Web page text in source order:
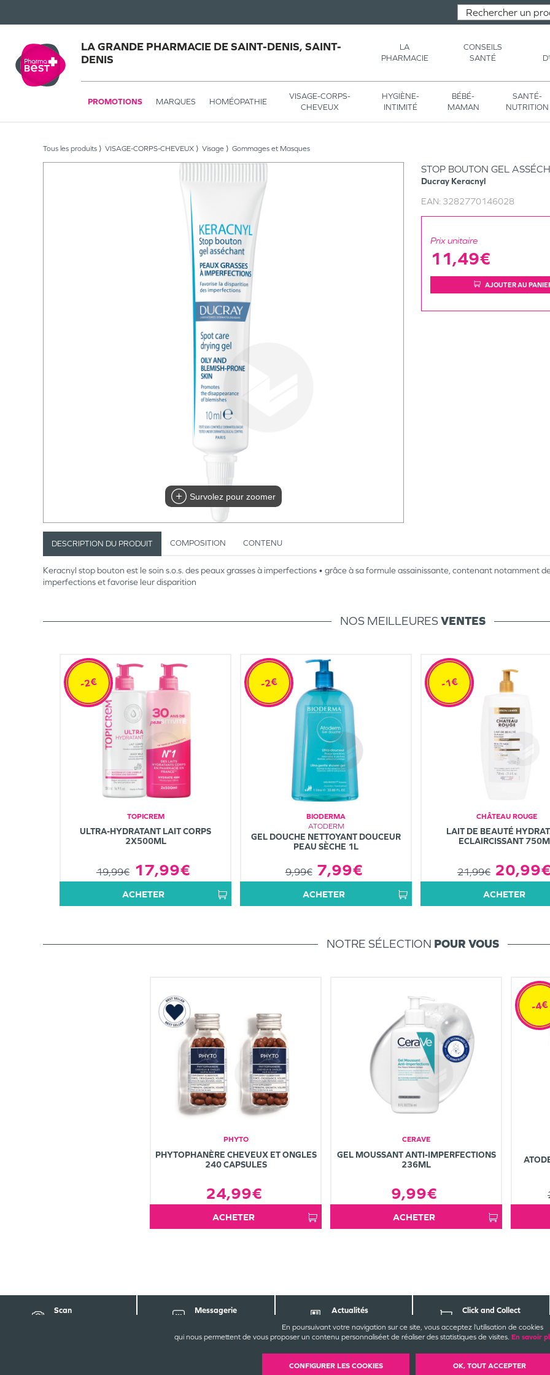
En poursuivant votre navigation sur ce site, vous acceptez l’utilisation de cookies
qui nous permettent de vous proposer un contenu personnaliséet de réaliser des statistiques de visites. En savoir
CONFIGURER LES COOKIES OK, TOUT ACCEPTER
LA GRANDE PHARMACIE DE SAINT-DENIS, SAINT-
DENIS
LA
PHARMACIE
CONSEILS
SANTÉ
PROMOTIONS MARQUES HOMÉOPATHIE
VISAGE-CORPS-
CHEVEUX
HYGIÈNE-
INTIMITÉ
BÉBÉ-
MAMAN
SANTÉ-
NUTRITION
Tous les produits VISAGE-CORPS-CHEVEUX Visage Gommages et Masques
Survolez pour zoomer
STOP BOUTON GEL
Ducray Keracnyl
EAN: 3282770146028
Prix unitaire
11,49€
AJOUTER AU
DESCRIPTION DU PRODUIT COMPOSITION CONTENU
Keracnyl stop bouton est le soin s.o.s. des peaux grasses à imperfections • grâce à sa formule assainissante, contenant notamment
imperfections et favorise leur disparition
NOS MEILLEURESVENTES
TOPICREM
ULTRA-HYDRATANT LAIT CORPS
2X500ML
19,99€ 17,99€
-2€
ACHETER
BIODERMA
ATODERM
GEL DOUCHE NETTOYANT DOUCEUR
PEAU SÈCHE 1L
9,99€ 7,99€
-2€
ACHETER
CHÂTEAU ROUGE
LAIT DE BEAUTÉ
ECLAIRCISSANT
21,99€
-1€
ACHETER
NOTRE SÉLECTION POUR VOUS
PHYTO
PHYTOPHANÈRE CHEVEUX ET ONGLES
240 CAPSULES
24,99€
ACHETER
CERAVE
GEL MOUSSANT ANTI-IMPERFECTIONS
236ML
9,99€
ACHETER
-4€
Scan
Messagerie
Actualités
Click and Collect
CONTACTEZ-NOUS INFORMATIONS